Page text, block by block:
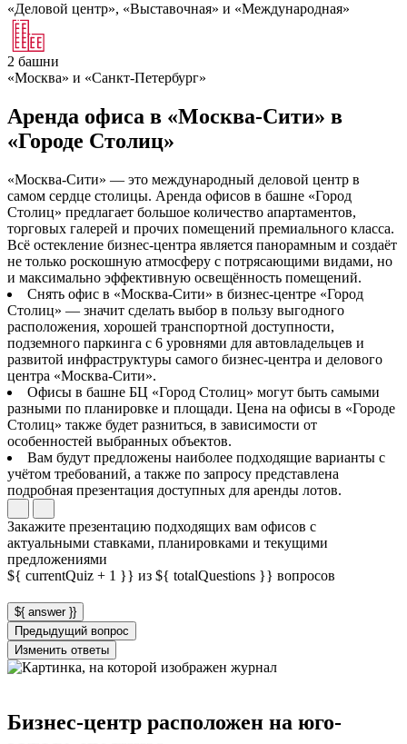
«Деловой центр», «Выставочная» и «Международная»
2 башни
«Москва» и «Санкт-Петербург»
Аренда офиса в «Москва-Сити» в
«Городе Столиц»
«Москва-Сити» — это международный деловой центр в
самом сердце столицы. Аренда офисов в башне «Город
Столиц» предлагает большое количество апартаментов,
торговых галерей и прочих помещений премиального класса.
Всё остекление бизнес-центра является панорамным и создаёт
не только роскошную атмосферу с потрясающими видами, но
и максимально эффективную освещённость помещений.
Снять офис в «Москва-Сити» в бизнес-центре «Город
Столиц» — значит сделать выбор в пользу выгодного
расположения, хорошей транспортной доступности,
подземного паркинга с 6 уровнями для автовладельцев и
развитой инфраструктуры самого бизнес-центра и делового
центра «Москва-Сити».
Офисы в башне БЦ «Город Столиц» могут быть самыми
разными по планировке и площади. Цена на офисы в «Городе
Столиц» также будет разниться, в зависимости от
особенностей выбранных объектов.
Вам будут предложены наиболее подходящие варианты с
учётом требований, а также по запросу представлена
подробная презентация доступных для аренды лотов.
Закажите презентацию подходящих вам офисов с
актуальными ставками, планировками и текущими
предложениями
${ currentQuiz + 1 }} из ${ totalQuestions }} вопросов
${ answer }}
Предыдущий вопрос
Изменить ответы
Бизнес-центр расположен на юго-